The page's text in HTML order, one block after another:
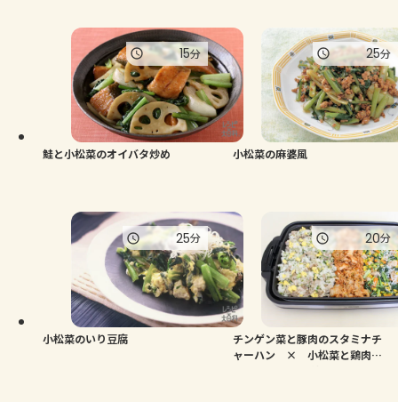
鮭と小松菜のオイバタ炒め
15分
小松菜の麻婆風
25分
小松菜のいり豆腐
25分
チンゲン菜と豚肉のスタミナチ
ャーハン × 小松菜と鶏肉の
20分